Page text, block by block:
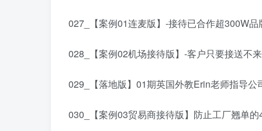
027_【案例01连麦版】-接待已合作超300W
028_【案例02机场接待版】-客户只要接送不
029_【落地版】01期英国外教Erin老师指导公
030_【案例03贸易商接待版】防止工厂翘单